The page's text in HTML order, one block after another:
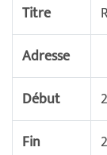
Titre
Adresse
Début
Fin